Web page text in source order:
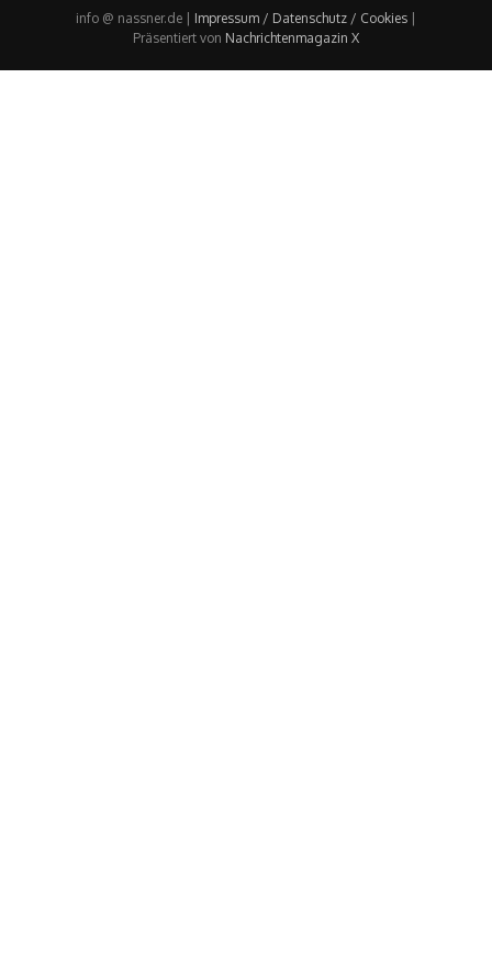
info @ nassner.de | Impressum / Datenschutz / Cookies |
Präsentiert von Nachrichtenmagazin X